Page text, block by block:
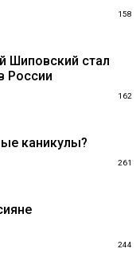
158
Шиповский стал
России
162
каникулы?
261
244